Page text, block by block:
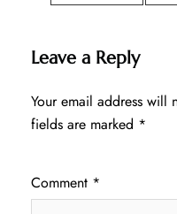
Leave a Reply
Your email address will
fields are marked *
Comment *